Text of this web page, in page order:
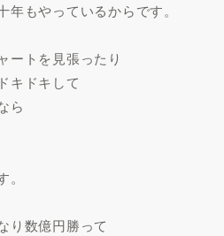
もやっているからです。
ートを見張ったり
キドキして
ら
り数億円勝って